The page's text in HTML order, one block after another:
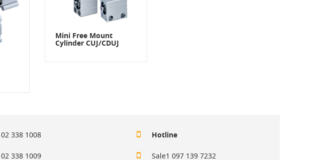
Mini Free Mount
Cylinder CUJ/CDUJ
02 338 1008
02 338 1009
Hotline
Sale1 097 139 7232